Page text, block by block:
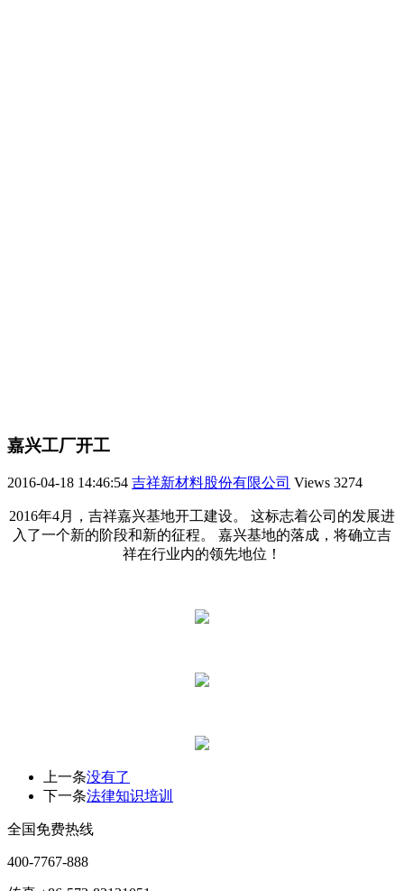
嘉兴工厂开工
2016-04-18 14:46:54 吉祥新材料股份有限公司 Views 3274
2016年4月，吉祥嘉兴基地开工建设。 这标志着公司的发展进
入了一个新的阶段和新的征程。 嘉兴基地的落成，将确立吉
祥在行业内的领先地位！
上一条没有了
下一条法律知识培训
全国免费热线
400-7767-888